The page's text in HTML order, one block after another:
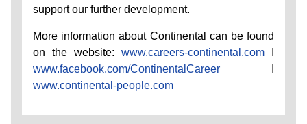
support our further development.
More information about Continental can be found
on the website: www.careers-continental.com
www.facebook.com/ContinentalCareer
www.continental-people.com